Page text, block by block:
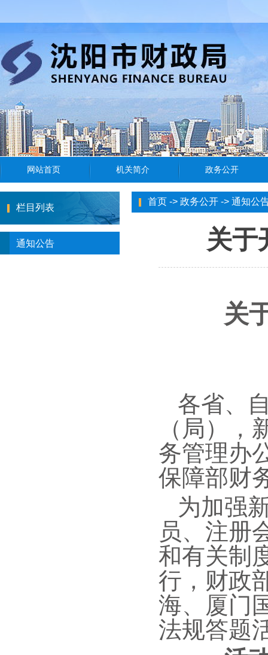
栏目列表
通知公告
首页 -> 政务公开 -> 通知公
关于
关
各省、
（局）
务管理办
保障部财
为加强
员、注册
和有关制
行，财政
海、厦门
法规答题